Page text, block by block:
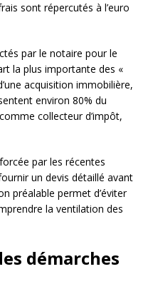
sont répercutés à l’euro
par le notaire pour le
la plus importante des «
acquisition immobilière,
environ 80% du
collecteur d’impôt,
par les récentes
un devis détaillé avant
préalable permet d’éviter
la ventilation des
démarches